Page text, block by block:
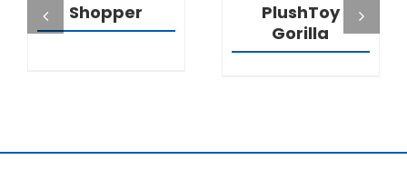
Shopper
PlushToy
Gorilla